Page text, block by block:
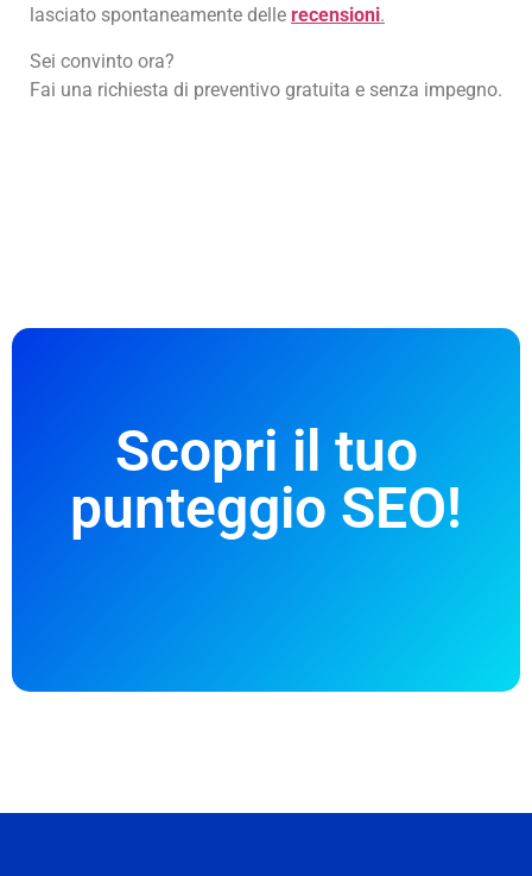
lasciato spontaneamente delle recensioni.
Sei convinto ora?
Fai una richiesta di preventivo gratuita e senza impegno.
Scopri il tuo
punteggio SEO!